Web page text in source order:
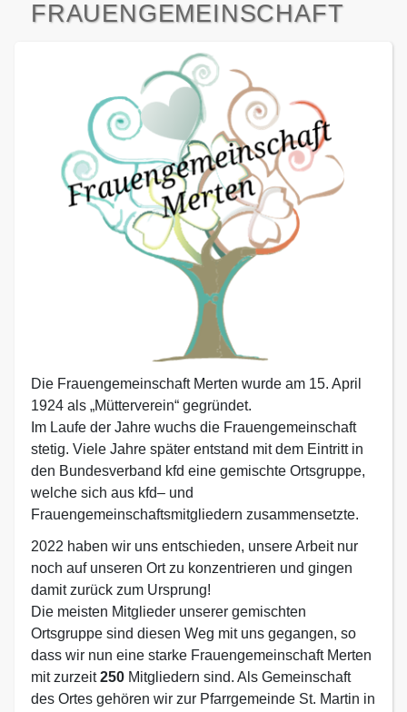
FRAUENGEMEINSCHAFT
Die Frauengemeinschaft Merten wurde am 15. April
1924 als „Mütterverein“ gegründet.
Im Laufe der Jahre wuchs die Frauengemeinschaft
stetig. Viele Jahre später entstand mit dem Eintritt in
den Bundesverband kfd eine gemischte Ortsgruppe,
welche sich aus kfd– und
Frauengemeinschaftsmitgliedern zusammensetzte.
2022 haben wir uns entschieden, unsere Arbeit nur
noch auf unseren Ort zu konzentrieren und gingen
damit zurück zum Ursprung!
Die meisten Mitglieder unserer gemischten
Ortsgruppe sind diesen Weg mit uns gegangen, so
dass wir nun eine starke Frauengemeinschaft Merten
mit zurzeit250 Mitgliedern sind. Als Gemeinschaft
des Ortes gehören wir zur Pfarrgemeinde St. Martin in